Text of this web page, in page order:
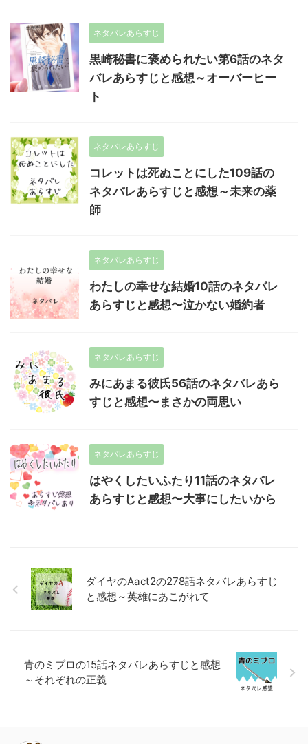
ネタバレあらすじ
黒崎秘書に褒められたい第6話のネタ
バレあらすじと感想～オーバーヒー
ト
ネタバレあらすじ
コレットは死ぬことにした109話の
ネタバレあらすじと感想～未来の薬
師
ネタバレあらすじ
わたしの幸せな結婚10話のネタバレ
あらすじと感想〜泣かない婚約者
ネタバレあらすじ
みにあまる彼氏56話のネタバレあら
すじと感想〜まさかの両思い
ネタバレあらすじ
はやくしたいふたり11話のネタバレ
あらすじと感想〜大事にしたいから
ダイヤのAact2の278話ネタバレあらすじ
と感想～英雄にあこがれて
青のミブロの15話ネタバレあらすじと感想
～それぞれの正義